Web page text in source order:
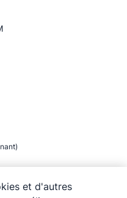
)
et d'autres